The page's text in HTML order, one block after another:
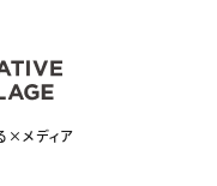
×メディア